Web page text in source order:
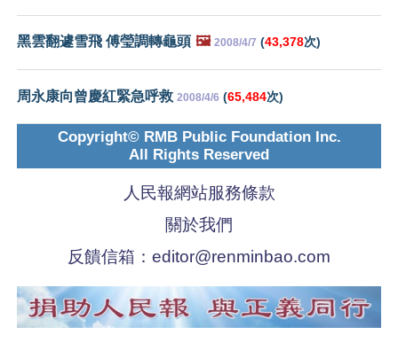
黑雲翻遽雪飛 傅瑩調轉龜頭 🖼️ 2008/4/7 (43,378次)
周永康向曾慶紅緊急呼救 2008/4/6 (65,484次)
Copyright© RMB Public Foundation Inc.
All Rights Reserved
人民報網站服務條款
關於我們
反饋信箱： editor@renminbao.com